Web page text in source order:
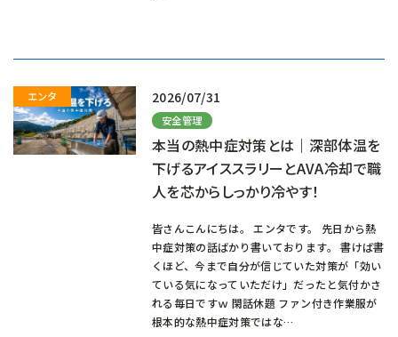
2026/07/31
安全管理
本当の熱中症対策とは｜深部体温を
下げるアイススラリーとAVA冷却で職
人を芯からしっかり冷やす！
皆さんこんにちは。 エンタです。 先日から熱
中症対策の話ばかり書いております。 書けば書
くほど、今まで自分が信じていた対策が「効い
ている気になっていただけ」だったと気付かさ
れる毎日ですｗ 閑話休題 ファン付き作業服が
根本的な熱中症対策ではな…